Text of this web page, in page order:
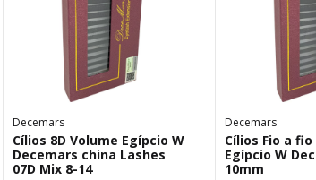
Decemars
Cílios 8D Volume Egípcio W
Decemars china Lashes
07D Mix 8-14
Decemars
Cílios Fio a fio
Egípcio W
10mm